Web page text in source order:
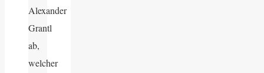
Alexander
Grantl
ab,
welcher